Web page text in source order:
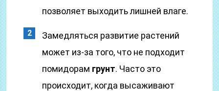
позволяет выходить лишней влаге.
Замедляться развитие растений
может из-за того, что не подходит
помидорам грунт. Часто это
происходит, когда высаживают